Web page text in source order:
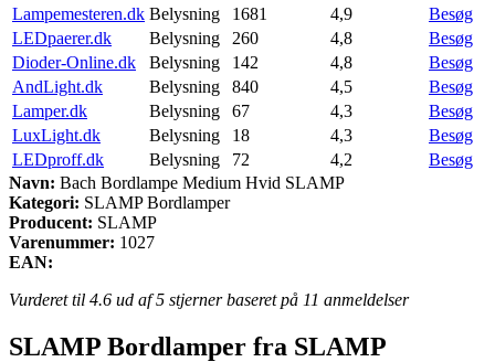
Lampemesteren.dk Belysning 1681 4,9
Besøg
LEDpaerer.dk
Belysning 260 4,8
Besøg
Dioder-Online.dk
Belysning 142 4,8
Besøg
AndLight.dk
Belysning 840 4,5
Besøg
Lamper.dk
Belysning 67 4,3
Besøg
LuxLight.dk
Belysning 18 4,3
Besøg
LEDproff.dk
Belysning 72 4,2
Besøg
Navn: Bach Bordlampe Medium Hvid SLAMP
Kategori: SLAMP Bordlamper
Producent: SLAMP
Varenummer: 1027
EAN:
Vurderet til 4.6 ud af 5 stjerner baseret på 11 anmeldelser
SLAMP Bordlamper fra SLAMP